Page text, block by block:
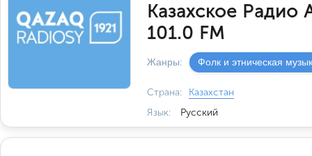
Казахское Радио
101.0 FM
Жанры: Фолк и этническая
Страна:
Казахстан
Язык:
Русский